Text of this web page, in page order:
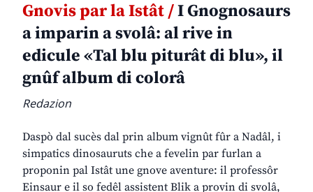
Gnovis par la Istât /I Gnognosaurs
a imparin a svolâ: al rive in
edicule «Tal blu piturât di blu», il
gnûf album di colorâ
Redazion
Daspò dal sucès dal prin album vignût fûr a Nadâl, i
simpatics dinosauruts che a fevelin par furlan a
proponin pal Istât une gnove aventure: il professôr
Einsaur e il so fedêl assistent Blik a provin di svolâ,